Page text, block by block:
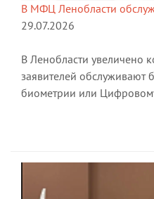
В МФЦ Ленобласти
29.07.2026
В Ленобласти увеличено
заявителей обслуживают
биометрии или